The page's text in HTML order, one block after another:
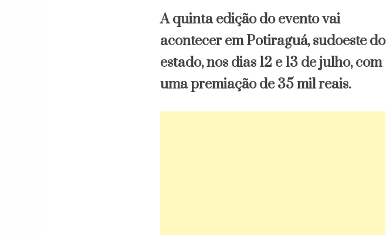
A quinta edição do evento vai
acontecer em Potiraguá, sudoeste do
estado, nos dias 12 e 13 de julho, com
uma premiação de 35 mil reais.